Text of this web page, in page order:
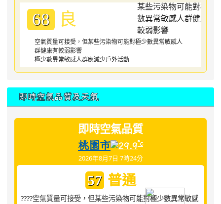
68 良
空氣質量可接受，但某些污染物可能對極少數異常敏感人
群健康有較弱影響
極少數異常敏感人群應減少戶外活動
即時空氣品質及天氣
即時空氣品質
桃園市 29.9°c
2026年8月7日 7時24分
57 普通
????空氣質量可接受，但某些污染物可能對極少數異常敏感